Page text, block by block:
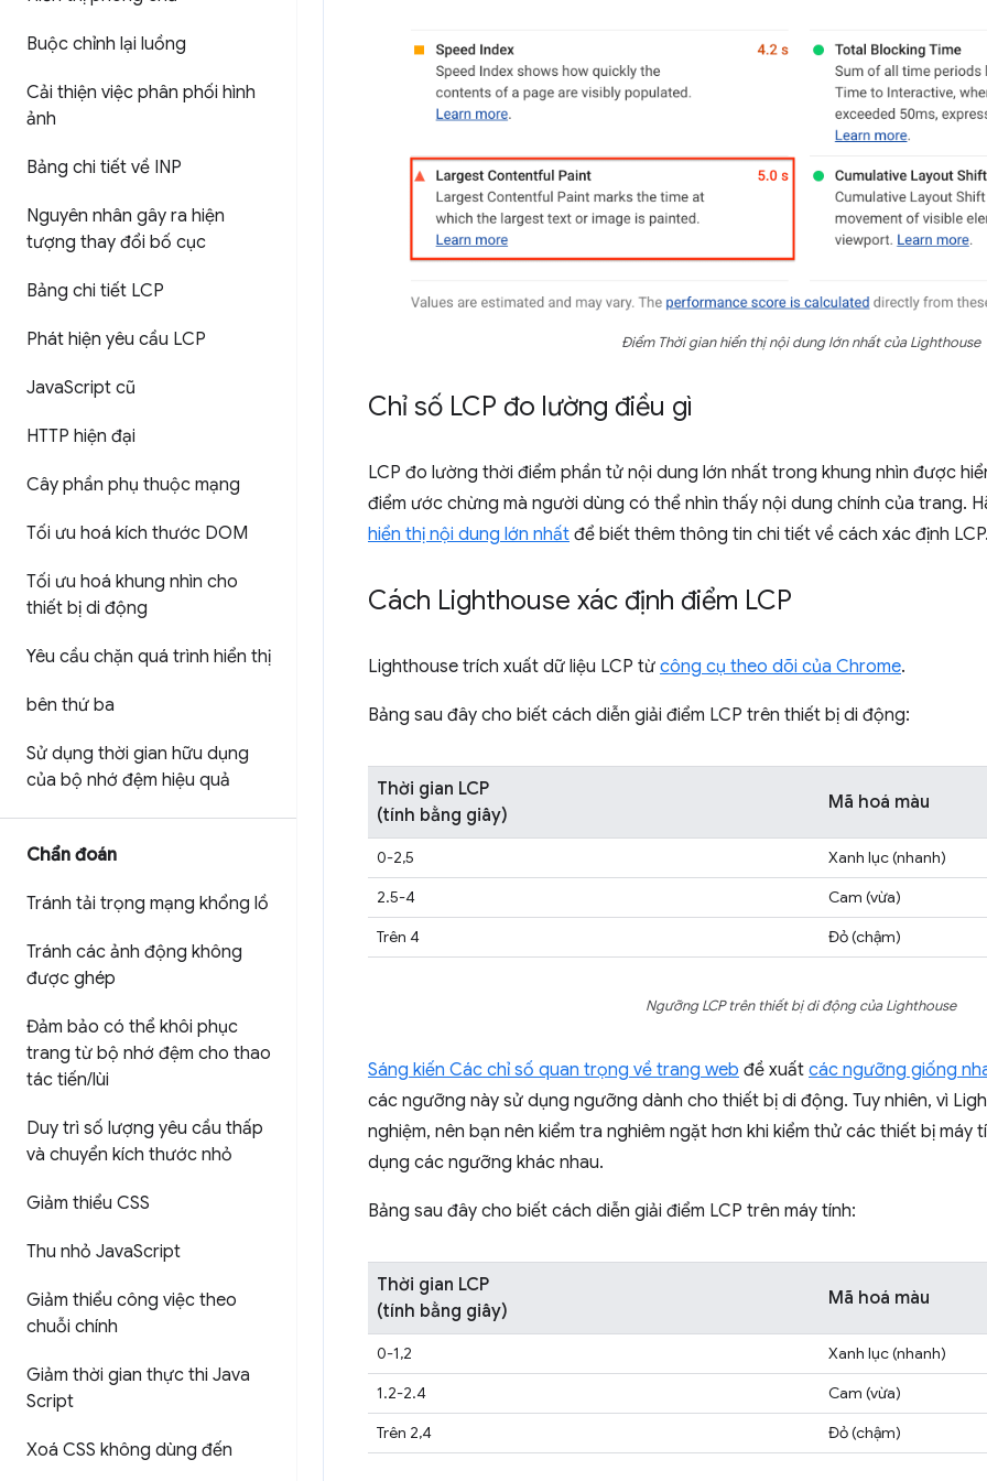
Buộc chỉnh lại luồng
Cải thiện việc phân phối hình
ảnh
Bảng chi tiết về INP
Nguyên nhân gây ra hiện
tượng thay đổi bố cục
Bảng chi tiết LCP
Phát hiện yêu cầu LCP
JavaScript cũ
HTTP hiện đại
Cây phần phụ thuộc mạng
Tối ưu hoá kích thước DOM
Tối ưu hoá khung nhìn cho
thiết bị di động
Yêu cầu chặn quá trình hiển thị
bên thứ ba
Sử dụng thời gian hữu dụng
của bộ nhớ đệm hiệu quả
Chẩn đoán
Tránh tải trọng mạng khổng lồ
Tránh các ảnh động không
được ghép
Đảm bảo có thể khôi phục
trang từ bộ nhớ đệm cho thao
tác tiến/lùi
Duy trì số lượng yêu cầu thấp
và chuyển kích thước nhỏ
Giảm thiểu CSS
Thu nhỏ JavaScript
Giảm thiểu công việc theo
chuỗi chính
Giảm thời gian thực thi Java
Script
Xoá CSS không dùng đến
Điểm Thời gian hiển thị nội dung lớn nhất của Lighthouse
Chỉ số LCP đo lường điều gì
LCP đo lường thời điểm phần tử nội dung lớn nhất trong khung nhìn được
điểm ước chừng mà người dùng có thể nhìn thấy nội dung chính của trang.
hiển thị nội dung lớn nhất để biết thêm thông tin chi tiết về cách xác định
Cách Lighthouse xác định điểm LCP
Lighthouse trích xuất dữ liệu LCP từ công cụ theo dõi của Chrome.
Bảng sau đây cho biết cách diễn giải điểm LCP trên thiết bị di động:
Thời gian LCP
(tính bằng giây)
Mã hoá màu
0-2,5
Xanh lục (nhanh)
2.5-4
Cam (vừa)
Trên 4
Đỏ (chậm)
Ngưỡng LCP trên thiết bị di động của Lighthouse
Sáng kiến Các chỉ số quan trọng về trang web đề xuất các ngưỡng giống
các ngưỡng này sử dụng ngưỡng dành cho thiết bị di động. Tuy nhiên, vì
nghiệm, nên bạn nên kiểm tra nghiêm ngặt hơn khi kiểm thử các thiết bị máy
dụng các ngưỡng khác nhau.
Bảng sau đây cho biết cách diễn giải điểm LCP trên máy tính:
Thời gian LCP
(tính bằng giây)
Mã hoá màu
0-1,2
Xanh lục (nhanh)
1.2-2.4
Cam (vừa)
Trên 2,4
Đỏ (chậm)